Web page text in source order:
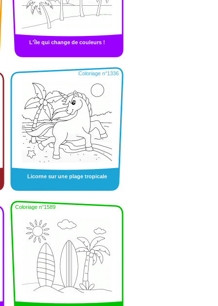
L'île qui change de couleurs !
Coloriage n°1336
Licorne sur une plage tropicale
Coloriage n°1589